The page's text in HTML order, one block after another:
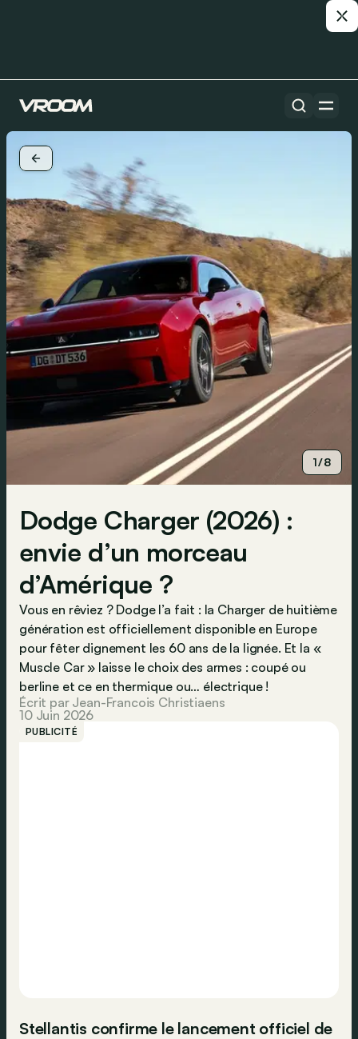
1/8
Dodge Charger (2026) :
envie d’un morceau
d’Amérique ?
Vous en rêviez ? Dodge l’a fait : la Charger de huitième
génération est officiellement disponible en Europe
pour fêter dignement les 60 ans de la lignée. Et la «
Muscle Car » laisse le choix des armes : coupé ou
berline et ce en thermique ou… électrique !
Écrit par Jean-Francois Christiaens
10 Juin 2026
PUBLICITÉ
Stellantis confirme le lancement officiel de